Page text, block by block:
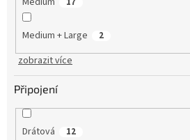
Medium + Large 2
zobrazit více
Připojení
Drátová 12